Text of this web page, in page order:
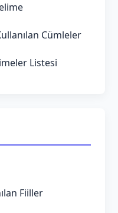
Cümleler
Listesi
Fiiller